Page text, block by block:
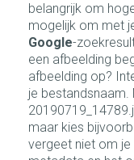
belangrijk om
mogelijk om met
Google-
een afbeelding
afbeelding op?
je
maar kies
vergeet niet om